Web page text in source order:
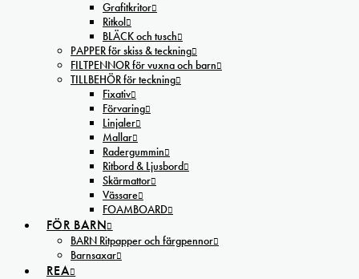
Grafitkritor
Ritkol
BLÄCK och tusch
PAPPER för skiss & teckning
FILTPENNOR för vuxna och barn
TILLBEHÖR för teckning
Fixativ
Förvaring
Linjaler
Mallar
Radergummin
Ritbord & Ljusbord
Skärmattor
Vässare
FOAMBOARD
FÖR BARN
BARN Ritpapper och färgpennor
Barnsaxar
REA